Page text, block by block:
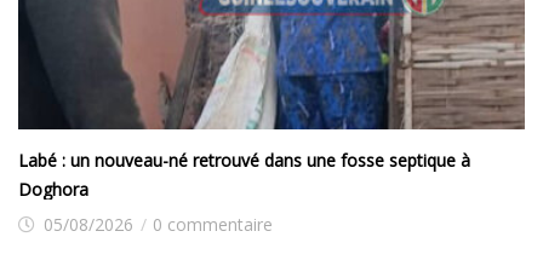
Labé : un nouveau-né retrouvé dans une fosse septique à
Doghora
05/08/2026 / 0 commentaire